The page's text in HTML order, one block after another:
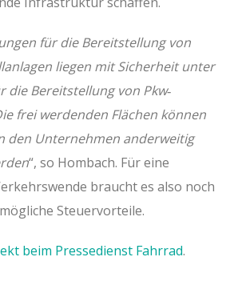
für die Bereitstellung von
liegen mit Sicherheit unter
die Bereitstellung von Pkw‐
frei werdenden Flächen können
den Unternehmen anderweitig
“, so Hombach. Für eine
braucht es also noch
Steuervorteile.
beim Pressedienst Fahrrad.